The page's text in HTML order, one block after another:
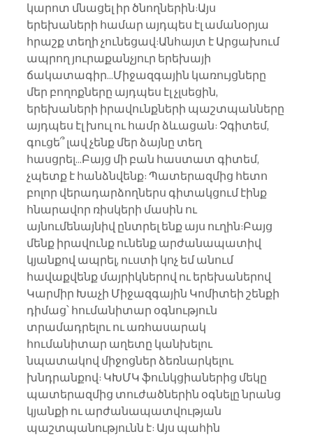
կարոտ մնացել իր ծնողներին:Այս
երեխաների համար այդպես էլ ամանօրյա
հրաշք տեղի չունեցավ:Անհայտ է Արցախում
ապրող յուրաքանչյուր երեխայի
ճակատագիր...Միջազգային կառույցները
մեր բողոքները այդպես էլ չլսեցին,
երեխաների իրավունքների պաշտպանները
այդպես էլ խուլ ու համր ձևացան: Չգիտեմ,
գուցե՞ լավ չենք մեր ձայնը տեղ
հասցրել...Բայց մի բան հաստատ գիտեմ,
չպետք է հանձնվենք: Պատերազմից հետո
բոլոր վերադարձողներս գիտակցում էինք
հնարավոր ռիսկերի մասին ու
այնումենայնիվ ընտրել ենք այս ուղին:Բայց
մենք իրավունք ունենք արժանապատիվ
կյանքով ապրել, ուստի կոչ եմ անում
հավաքվենք մայրիկներով ու երեխաներով
Կարմիր Խաչի Միջազգային Կոմիտեի շենքի
դիմաց՝ հումանիտար օգնություն
տրամադրելու ու առհասարակ
հումանիտար աղետը կանխելու
նպատակով միջոցներ ձեռնարկելու
խնդրանքով: ԿԽՄԿ ֆունկցիաներից մեկը
պատերազմից տուժածներին օգնելը նրանց
կյանքի ու արժանապատվության
պաշտպանությունն է: Այս պահին